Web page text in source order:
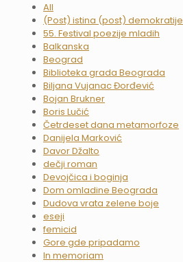
All
(Post) istina (post) demokratije
55. Festival poezije mladih
Balkanska
Beograd
Biblioteka grada Beograda
Biljana Vujanac Đorđević
Bojan Brukner
Boris Lučić
Četrdeset dana metamorfoze
Danijela Marković
Davor Džalto
dečji roman
Devojčica i boginja
Dom omladine Beograda
Dudova vrata zelene boje
eseji
femicid
Gore gde pripadamo
In memoriam